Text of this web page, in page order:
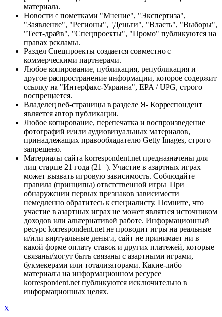
материала.
Новости с пометками "Мнение", "Экспертиза",
"Заявление", "Регионы", "Деньги", "Власть", "Выборы",
"Тест-драйв", "Спецпроекты", "Промо" публикуются на
правах рекламы.
Раздел Спецпроекты создается совместно с
коммерческими партнерами.
Любое копирование, публикация, републикация и
другое распространение информации, которое содержит
ссылку на "Интерфакс-Украина", EPA / UPG, строго
воспрещается.
Владелец веб-страницы в разделе Я- Корреспондент
является автор публикации.
Любое копирование, перепечатка и воспроизведение
фотографий и/или аудиовизуальных материалов,
принадлежащих правообладателю Getty Images, строго
запрещено.
Материалы сайта korrespondent.net предназначены для
лиц старше 21 года (21+). Участие в азартных играх
может вызвать игровую зависимость. Соблюдайте
правила (принципы) ответственной игры. При
обнаружении первых признаков зависимости
немедленно обратитесь к специалисту. Помните, что
участие в азартных играх не может являться источником
доходов или альтернативой работе. Информационный
ресурс korrespondent.net не проводит игры на реальные
и/или виртуальные деньги, сайт не принимает ни в
какой форме оплату ставок и других платежей, которые
связаны/могут быть связаны с азартными играми,
букмекерами или тотализаторами. Какие-либо
материалы на информационном ресурсе
korrespondent.net публикуются исключительно в
информационных целях.
X